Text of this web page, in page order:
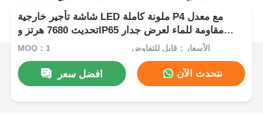
شاشة تأجير خارجية LED ملونة كاملة P4 مع معدل
تحديث 7680 هرتز وIP65 مقاومة للماء لعرض جدار
الفيديو عالي الدقة
MOQ：1 الأسعار：قابل للتفاوض
افضل سعر نتحدث الآن